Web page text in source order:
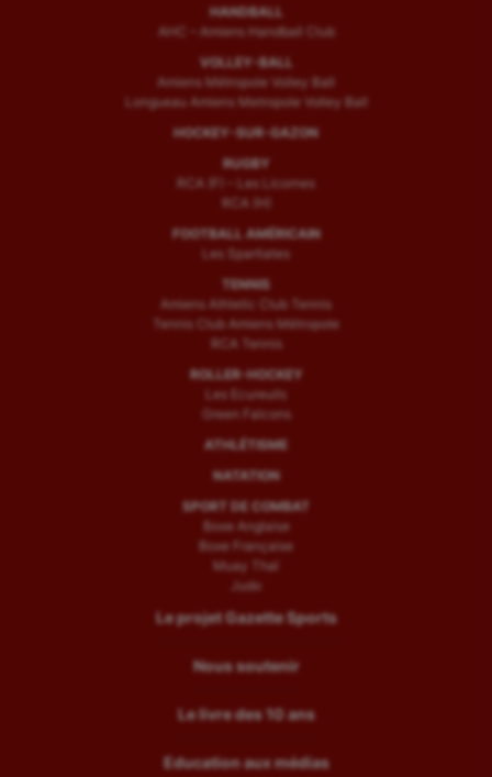
HANDBALL
AHC – Amiens Handball Club
VOLLEY-BALL
Amiens Métropole Volley Ball
Longueau Amiens Metropole Volley Ball
HOCKEY-SUR-GAZON
RUGBY
RCA (F) – Les Licornes
RCA (H)
FOOTBALL AMÉRICAIN
Les Spartiates
TENNIS
Amiens Athletic Club Tennis
Tennis Club Amiens Métropole
RCA Tennis
ROLLER-HOCKEY
Les Ecureuils
Green Falcons
ATHLÉTISME
NATATION
SPORT DE COMBAT
Boxe Anglaise
Boxe Française
Muay Thaï
Judo
Le projet Gazette Sports
Nous soutenir
Le livre des 10 ans
Education aux médias